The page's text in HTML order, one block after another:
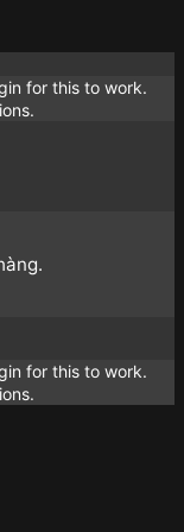
for this to work.
for this to work.